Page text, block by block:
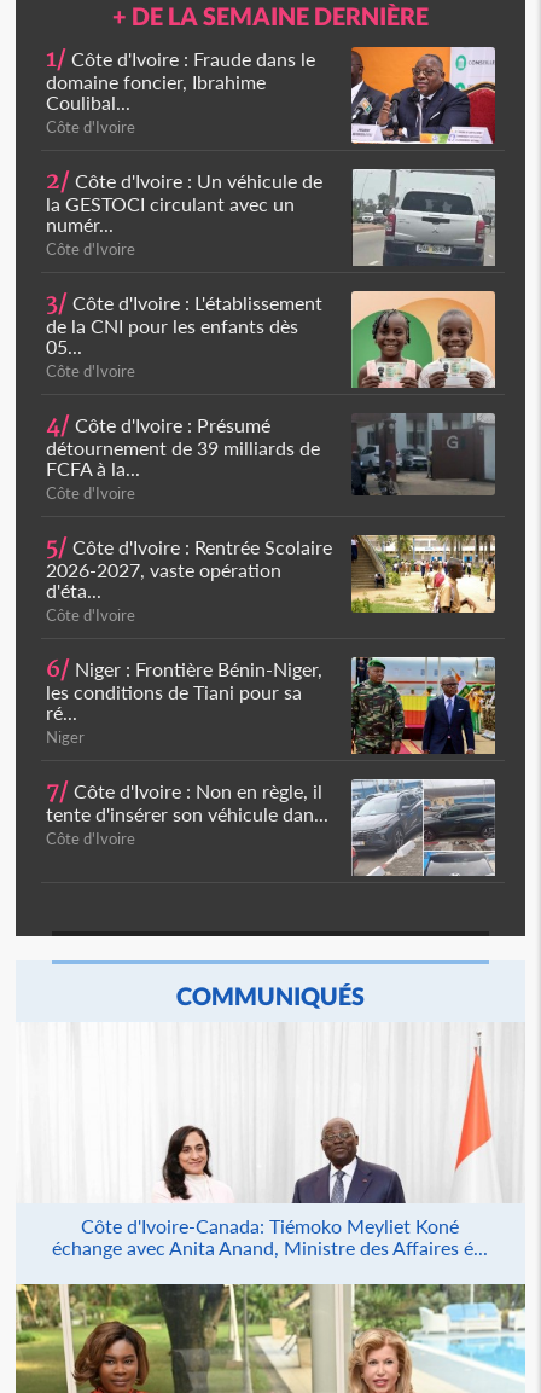
+ DE LA SEMAINE DERNIÈRE
1/ Côte d'Ivoire : Fraude dans le
domaine foncier, Ibrahime
Coulibal...
Côte d'Ivoire
2/ Côte d'Ivoire : Un véhicule de
la GESTOCI circulant avec un
numér...
Côte d'Ivoire
3/ Côte d'Ivoire : L'établissement
de la CNI pour les enfants dès
05...
Côte d'Ivoire
4/ Côte d'Ivoire : Présumé
détournement de 39 milliards de
FCFA à la...
Côte d'Ivoire
5/ Côte d'Ivoire : Rentrée Scolaire
2026-2027, vaste opération
d'éta...
Côte d'Ivoire
6/ Niger : Frontière Bénin-Niger,
les conditions de Tiani pour sa
ré...
Niger
7/ Côte d'Ivoire : Non en règle, il
tente d'insérer son véhicule dan...
Côte d'Ivoire
COMMUNIQUÉS
Côte d'Ivoire-Canada: Tiémoko Meyliet Koné
échange avec Anita Anand, Ministre des Affaires é...